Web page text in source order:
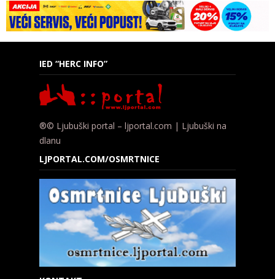
IED “HERC INFO”
®© Ljubuški portal – ljportal.com | Ljubuški na
dlanu
LJPORTAL.COM/OSMRTNICE